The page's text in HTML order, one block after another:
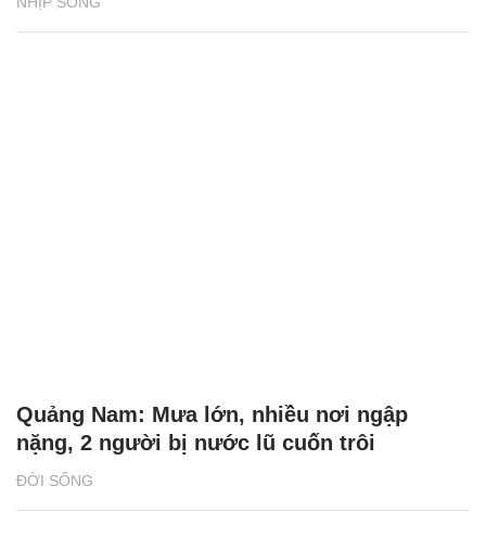
ĐỜI SỐNG
Quảng Nam: Mưa lớn, nhiều nơi ngập
nặng, 2 người bị nước lũ cuốn trôi